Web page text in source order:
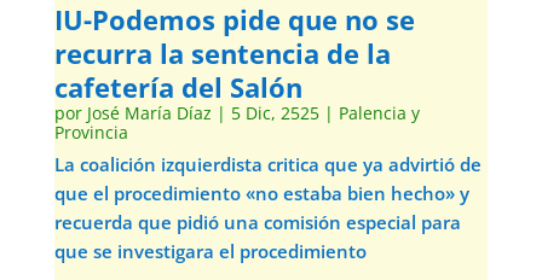
IU-Podemos pide que no se
recurra la sentencia de la
cafetería del Salón
por José María Díaz | 5 Dic, 2525| Palencia y
Provincia
La coalición izquierdista critica que ya advirtió de
que el procedimiento «no estaba bien hecho» y
recuerda que pidió una comisión especial para
que se investigara el procedimiento